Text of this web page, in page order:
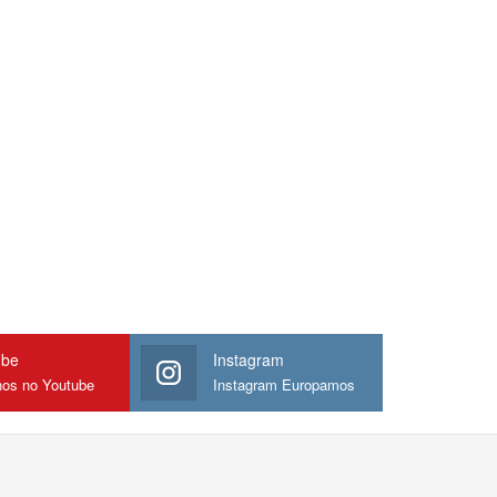
no Youtube
Instagram
Instagram Europamos